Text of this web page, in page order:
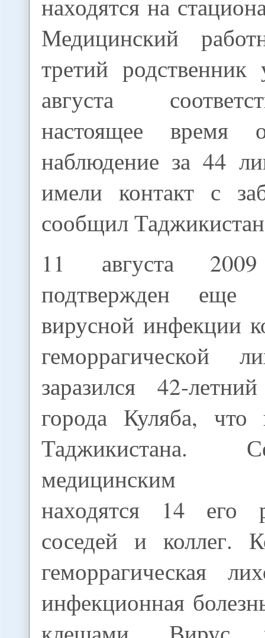
находятся на
Медицинский
третий
августа
настоящее время
наблюдение за 44
имели контакт с
сообщил
11 августа
подтвержден еще
вирусной инфекции
геморрагической
заразился 42-
города Куляба, что
Таджикистана.
медицинским
находятся 14 его
соседей и коллег.
геморрагическая
инфекционная